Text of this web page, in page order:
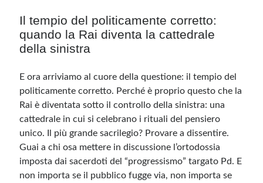
Il tempio del politicamente corretto:
quando la Rai diventa la cattedrale
della sinistra
E ora arriviamo al cuore della questione: il tempio del
politicamente corretto. Perché è proprio questo che la
Rai è diventata sotto il controllo della sinistra: una
cattedrale in cui si celebrano i rituali del pensiero
unico. Il più grande sacrilegio? Provare a dissentire.
Guai a chi osa mettere in discussione l’ortodossia
imposta dai sacerdoti del “progressismo” targato Pd. E
non importa se il pubblico fugge via, non importa se